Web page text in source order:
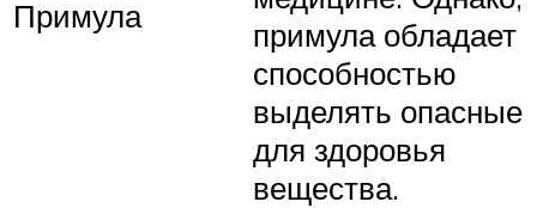
Примула
примула обладает
способностью
выделять опасные
для здоровья
вещества.